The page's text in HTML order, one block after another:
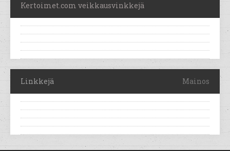
Kertoimet.com veikkausvinkkejä
Linkkejä Mainos